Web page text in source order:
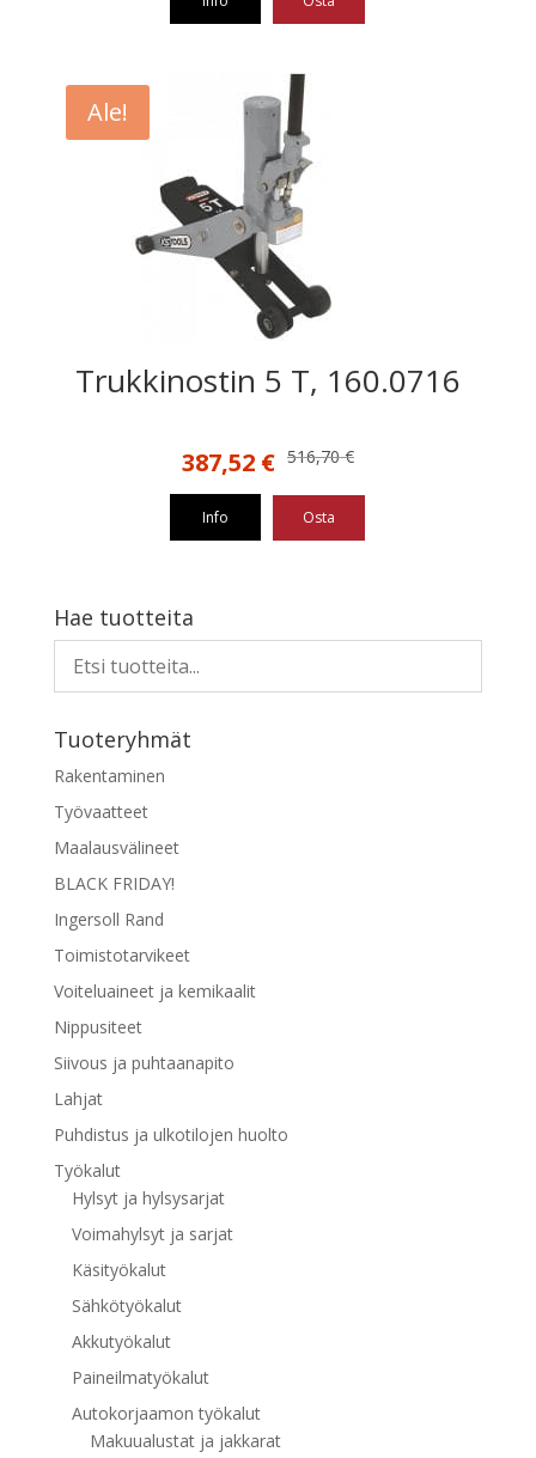
Ale!
Trukkinostin 5 T, 160.0716
516,70€
Alkuperäinen
516,70 €.
387,52 €Nykyinen
387,52 €.
Info Osta
Hae tuotteita
Tuoteryhmät
Rakentaminen
Työvaatteet
Maalausvälineet
BLACK FRIDAY!
Ingersoll Rand
Toimistotarvikeet
Voiteluaineet ja kemikaalit
Nippusiteet
Siivous ja puhtaanapito
Lahjat
Puhdistus ja ulkotilojen huolto
Työkalut
Hylsyt ja hylsysarjat
Voimahylsyt ja sarjat
Käsityökalut
Sähkötyökalut
Akkutyökalut
Paineilmatyökalut
Autokorjaamon työkalut
Makuualustat ja jakkarat